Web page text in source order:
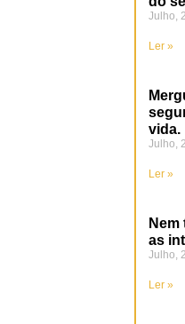
Julho,
Ler »
vida.
Julho,
Ler »
as
Julho,
Ler »